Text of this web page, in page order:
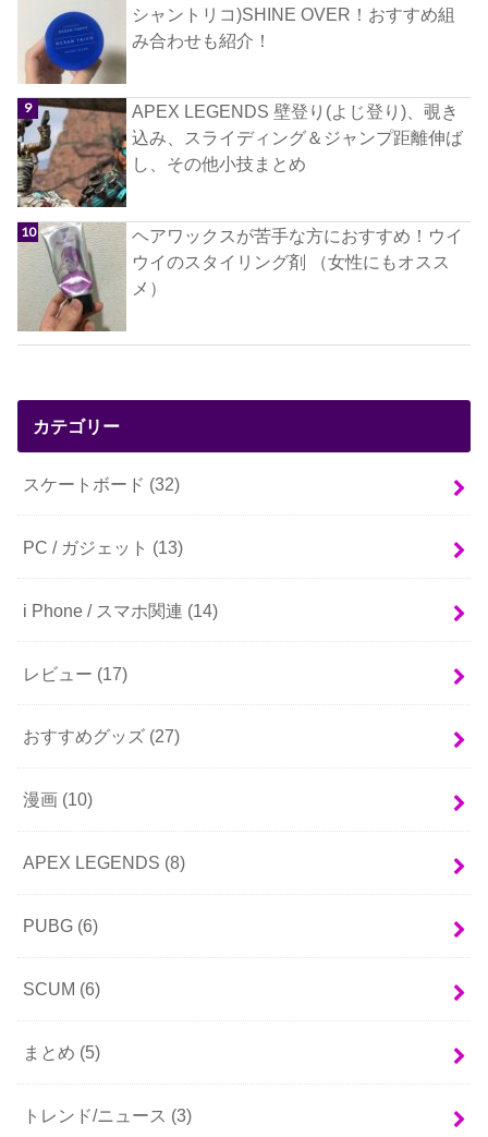
シャントリコ)SHINE OVER！おすすめ組
み合わせも紹介！
APEX LEGENDS 壁登り(よじ登り)、覗き
込み、スライディング＆ジャンプ距離伸ば
し、その他小技まとめ
ヘアワックスが苦手な方におすすめ！ウイ
ウイのスタイリング剤 （女性にもオスス
メ）
カテゴリー
スケートボード (32)
PC / ガジェット (13)
i Phone / スマホ関連 (14)
レビュー (17)
おすすめグッズ (27)
漫画 (10)
APEX LEGENDS (8)
PUBG (6)
SCUM (6)
まとめ (5)
トレンド/ニュース (3)